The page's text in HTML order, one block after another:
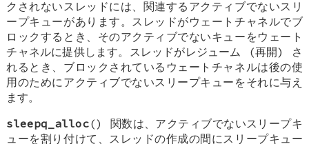
クされないスレッドには、関連するアクティブでないスリ
ープキューがあります。スレッドがウェートチャネルでブ
ロックするとき、そのアクティブでないキューをウェート
チャネルに提供します。スレッドがレジューム (再開) さ
れるとき、ブロックされているウェートチャネルは後の使
用のためにアクティブでないスリープキューをそれに与え
ます。
sleepq_alloc() 関数は、アクティブでないスリープキ
ューを割り付けて、スレッドの作成の間にスリープキュー